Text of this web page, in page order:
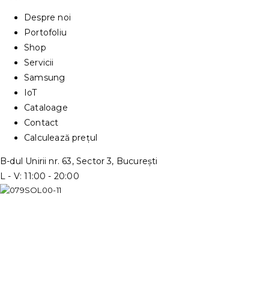
Despre noi
Portofoliu
Shop
Servicii
Samsung
IoT
Cataloage
Contact
Calculează prețul
B-dul Unirii nr. 63, Sector 3, București
L - V: 11:00 - 20:00